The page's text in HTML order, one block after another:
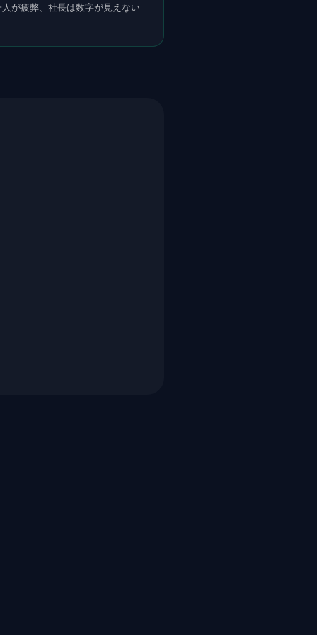
が疲弊、社長は数字が見えない